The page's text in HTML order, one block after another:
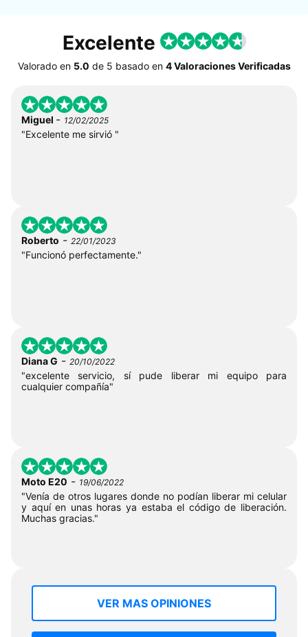
Excelente
Valorado en 5.0 de 5 basado en 4 Valoraciones Verificadas
Miguel - 12/02/2025
"Excelente me sirvió "
Roberto - 22/01/2023
"Funcionó perfectamente."
Diana G - 20/10/2022
"excelente servicio, sí pude liberar mi equipo para
cualquier compañía"
Moto E20 - 19/06/2022
"Venía de otros lugares donde no podían liberar mi celular
y aquí en unas horas ya estaba el código de liberación.
Muchas gracias."
VER MAS OPINIONES